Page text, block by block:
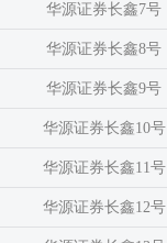
华源证券长鑫7号
华源证券长鑫8号
华源证券长鑫9号
华源证券长鑫10号
华源证券长鑫11号
华源证券长鑫12号